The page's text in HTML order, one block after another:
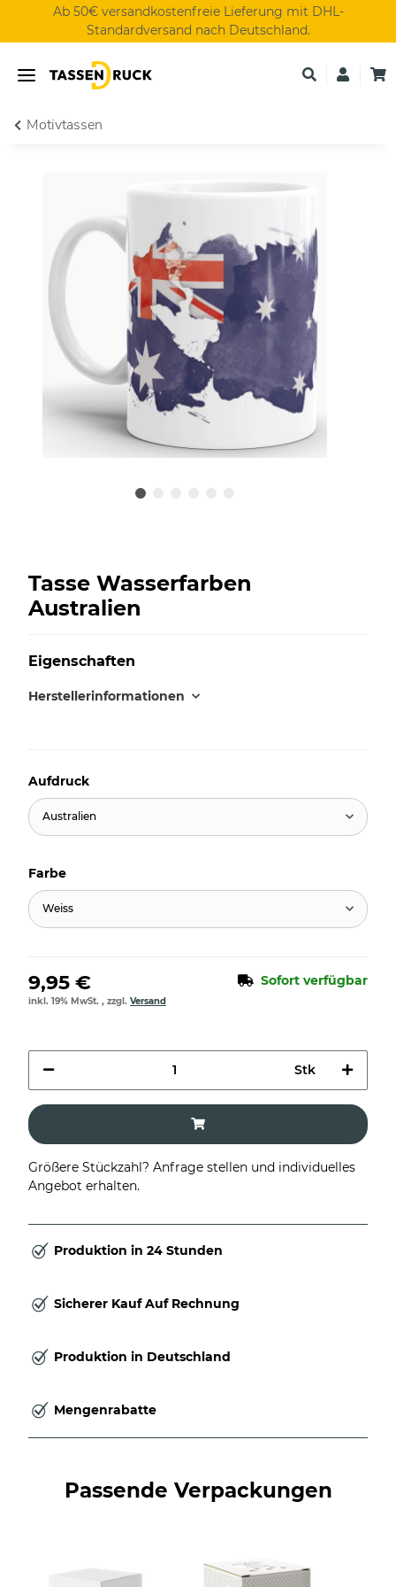
Ab 50€ versandkostenfreie Lieferung mit DHL-
Standardversand nach Deutschland.
Motivtassen
Tasse Wasserfarben
Australien
Eigenschaften
Herstellerinformationen
Aufdruck
Australien
Farbe
Weiss
9,95 € Sofort verfügbar
inkl. 19% MwSt. , zzgl. Versand
Stk
Größere Stückzahl? Anfrage stellen und individuelles
Angebot erhalten.
Produktion in 24 Stunden
Sicherer Kauf Auf Rechnung
Produktion in Deutschland
Mengenrabatte
Passende Verpackungen